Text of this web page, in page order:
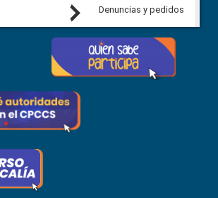
5 agosto, 2026
Next
Denuncias y pedidos